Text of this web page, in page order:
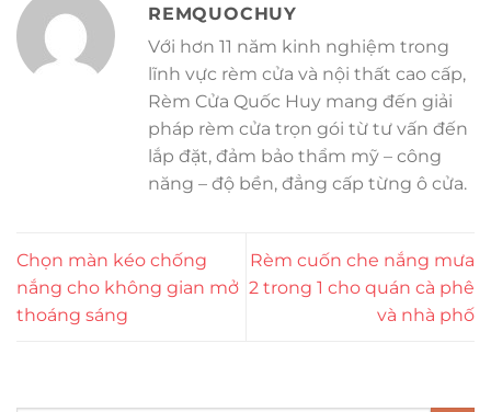
REMQUOCHUY
Với hơn 11 năm kinh nghiệm trong
lĩnh vực rèm cửa và nội thất cao cấp,
Rèm Cửa Quốc Huy mang đến giải
pháp rèm cửa trọn gói từ tư vấn đến
lắp đặt, đảm bảo thẩm mỹ – công
năng – độ bền, đẳng cấp từng ô cửa.
Chọn màn kéo chống
nắng cho không gian mở
thoáng sáng
Rèm cuốn che nắng mưa
2 trong 1 cho quán cà phê
và nhà phố